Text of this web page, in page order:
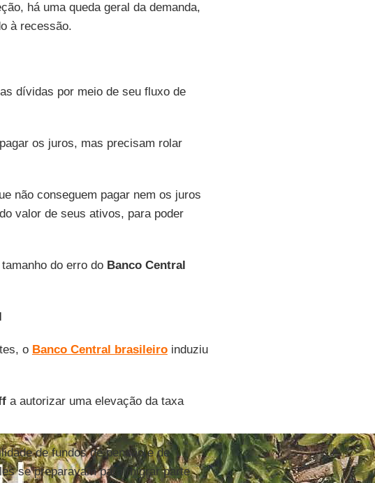
há uma queda geral da demanda,
à recessão.
dívidas por meio de seu fluxo de
os juros, mas precisam rolar
não conseguem pagar nem os juros
valor de seus ativos, para poder
do erro do Banco Central
o Banco Central brasileiroinduziu
a autorizar uma elevação da taxa
de fundos de pensão e de
se preparavam para migrar parte